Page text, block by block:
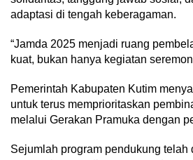
adaptasi di tengah keberagaman.
“Jamda 2025 menjadi ruang
kuat, bukan hanya kegiatan
Pemerintah Kabupaten Kutim
untuk terus memprioritaskan
melalui Gerakan Pramuka dengan
Sejumlah program pendukung telah